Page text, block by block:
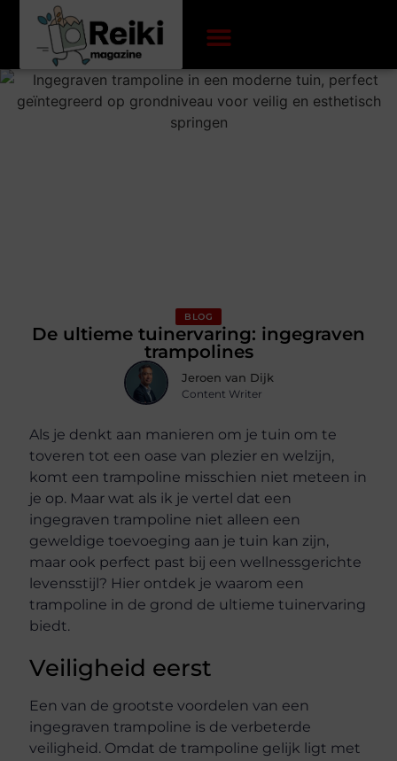
BLOG
De ultieme tuinervaring: ingegraven
trampolines
Jeroen van Dijk
Content Writer
Als je denkt aan manieren om je tuin om te
toveren tot een oase van plezier en welzijn,
komt een trampoline misschien niet meteen in
je op. Maar wat als ik je vertel dat een
ingegraven trampoline niet alleen een
geweldige toevoeging aan je tuin kan zijn,
maar ook perfect past bij een wellnessgerichte
levensstijl? Hier ontdek je waarom een
trampoline in de grond de ultieme tuinervaring
biedt.
Veiligheid eerst
Een van de grootste voordelen van een
ingegraven trampoline is de verbeterde
veiligheid. Omdat de trampoline gelijk ligt met